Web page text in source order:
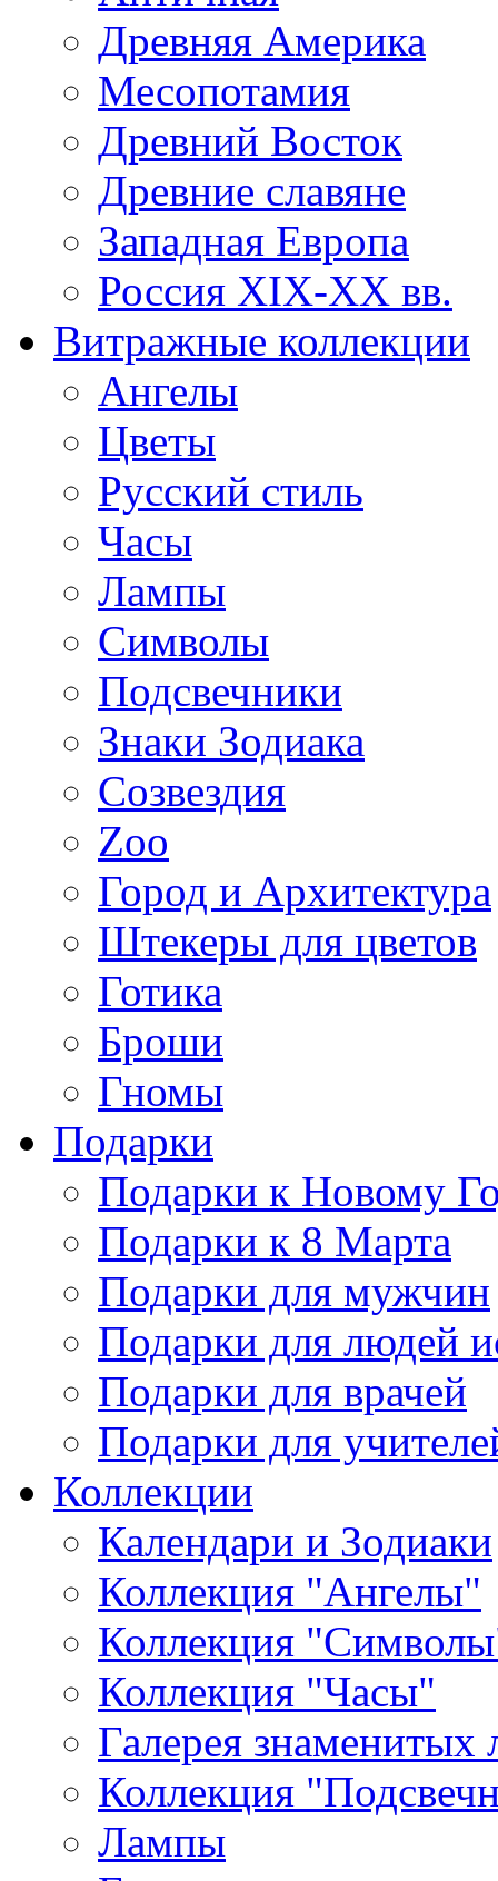
Древняя Америка
Месопотамия
Древний Восток
Древние славяне
Западная Европа
Россия XIX-XX вв.
Витражные коллекции
Ангелы
Цветы
Русский стиль
Часы
Лампы
Символы
Подсвечники
Знаки Зодиака
Созвездия
Zoo
Город и Архитектура
Штекеры для цветов
Готика
Броши
Гномы
Подарки
Подарки к Новому
Подарки к 8 Марта
Подарки для мужчин
Подарки для людей
Подарки для врачей
Подарки для
Коллекции
Календари и Зодиаки
Коллекция "Ангелы"
Коллекция
Коллекция "Часы"
Галерея знаменитых
Коллекция
Лампы